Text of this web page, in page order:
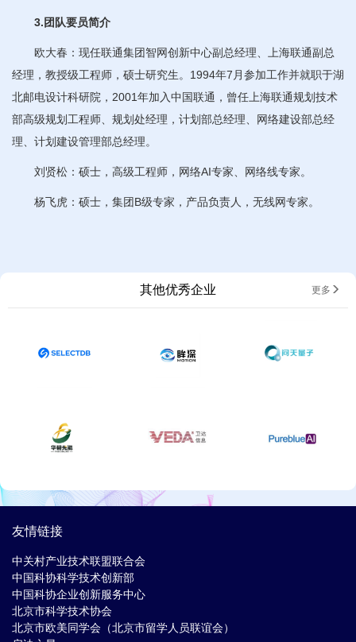
3.团队要员简介
欧大春：现任联通集团智网创新中心副总经理、上海联通副总
经理，教授级工程师，硕士研究生。1994年7月参加工作并就职于湖
北邮电设计科研院，2001年加入中国联通，曾任上海联通规划技术
部高级规划工程师、规划处经理，计划部总经理、网络建设部总经
理、计划建设管理部总经理。
刘贤松：硕士，高级工程师，网络AI专家、网络线专家。
杨飞虎：硕士，集团B级专家，产品负责人，无线网专家。
其他优秀企业 更多
友情链接
中关村产业技术联盟联合会
中国科协科学技术创新部
中国科协企业创新服务中心
北京市科学技术协会
北京市欧美同学会（北京市留学人员联谊会）